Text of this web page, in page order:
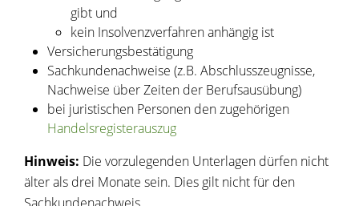
gibt und
kein Insolvenzverfahren anhängig ist
Versicherungsbestätigung
Sachkundenachweise (z.B. Abschlusszeugnisse,
Nachweise über Zeiten der Berufsausübung)
bei juristischen Personen den zugehörigen
Handelsregisterauszug
Hinweis: Die vorzulegenden Unterlagen dürfen nicht
älter als drei Monate sein. Dies gilt nicht für den